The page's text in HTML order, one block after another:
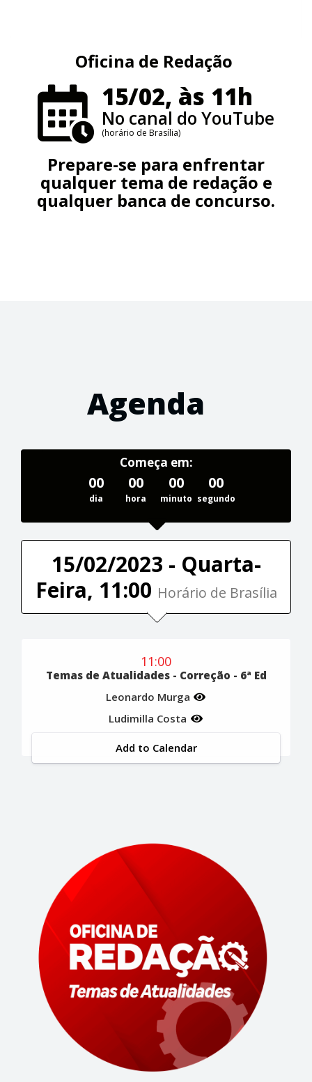
Oficina de Redação
15/02, às 11h
No canal do YouTube
(horário de Brasília)
Prepare-se para enfrentar
qualquer tema de redação e
qualquer banca de concurso.
Agenda
Começa em:
00
dia
00
hora
00
minuto
00
segundo
15/02/2023 - Quarta-
Feira, 11:00 Horário de Brasília
11:00
Temas de Atualidades - Correção - 6ª Ed
Leonardo Murga
Ludimilla Costa
Add to Calendar